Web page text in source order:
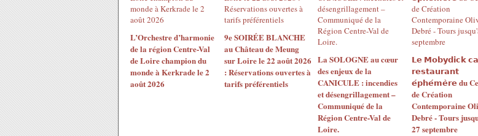
L’Orchestre d’harmonie
de la région Centre-Val
de Loire champion du
monde à Kerkrade le 2
août 2026
9e SOIRÉE BLANCHE
au Château de Meung
sur Loire le 22 août 2026
: Réservations ouvertes à
tarifs préférentiels
La SOLOGNE au cœur
des enjeux de la
CANICULE : incendies
et désengrillagement –
Communiqué de la
Région Centre-Val de
Loire.
𝗟𝗲 𝗠𝗼𝗯𝘆𝗱𝗶𝗰𝗸
𝗿𝗲𝘀𝘁𝗮𝘂𝗿𝗮𝗻𝘁
𝗲́𝗽𝗵𝗲́𝗺𝗲̀𝗿𝗲 du
de Création
Contemporaine
Debré - Tours
27 septembre